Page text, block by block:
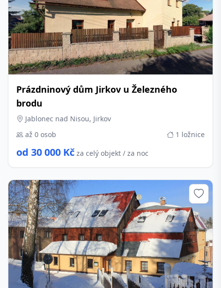
Prázdninový dům Jirkov u Železného
brodu
Jablonec nad Nisou, Jirkov
až 0 osob
1 ložnice
od 30 000 Kč za celý objekt / za noc